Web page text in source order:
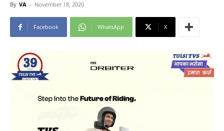
By VA - November 18, 2020
Facebook WhatsApp X